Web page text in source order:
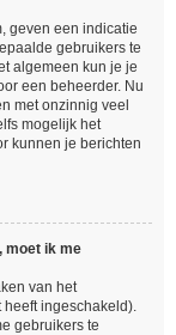
geven een indicatie
gebruikers te
algemeen kun je je
een beheerder. Nu
met onzinnig veel
mogelijk het
kunnen je berichten
moet ik me
van het
ingeschakeld).
gebruikers te